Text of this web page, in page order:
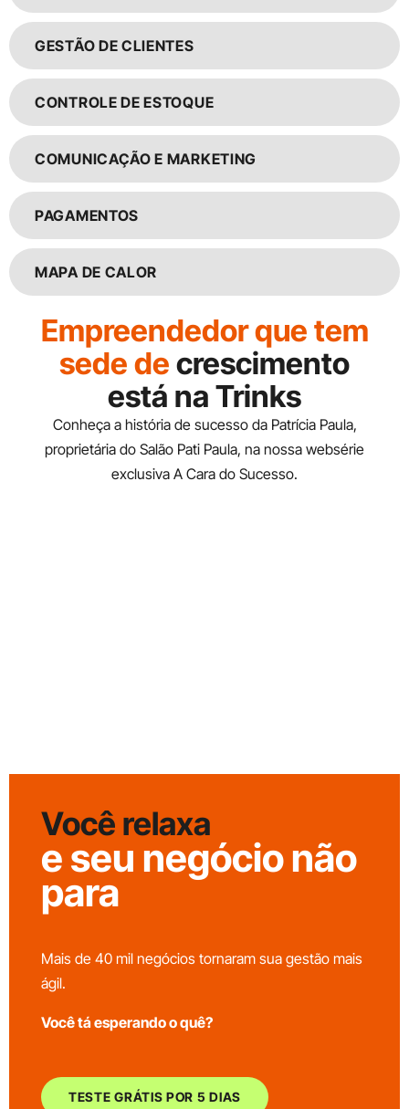
GESTÃO DE CLIENTES
CONTROLE DE ESTOQUE
COMUNICAÇÃO E MARKETING
PAGAMENTOS
MAPA DE CALOR
Empreendedor que tem
sede de crescimento
está na Trinks
Conheça a história de sucesso da Patrícia Paula,
proprietária do Salão Pati Paula, na nossa websérie
exclusiva A Cara do Sucesso.
Você relaxa
e seu negócio não
para
Mais de 40 mil negócios tornaram sua gestão mais
ágil.
Você tá esperando o quê?
TESTE GRÁTIS POR 5 DIAS